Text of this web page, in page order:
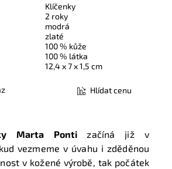
Klíčenky
2 roky
modrá
zlaté
100 % kůže
100 % látka
12,4 x 7 x 1,5 cm
Hlídat cenu
Marta Pontizačíná již v
vezmeme v úvahu i zděděnou
v kožené výrobě, tak počátek